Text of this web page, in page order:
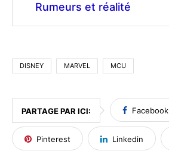
Rumeurs et réalité
DISNEY MARVEL MCU
PARTAGE PAR ICI: Facebook
Pinterest Linkedin